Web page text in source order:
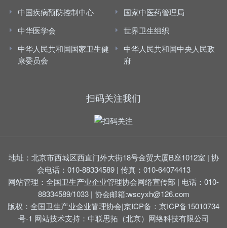
中国疾病预防控制中心
国家中医药管理局
中华医学会
世界卫生组织
中华人民共和国国家卫生健
康委员会
中华人民共和国中央人民政
府
扫码关注我们
地址：北京市西城区西直门外大街18号金贸大厦B座1012室 | 协
会电话：010-88334589 | 传真：010-64074413
网站管理：全国卫生产业企业管理协会网络宣传部 | 电话：010-
88334589/1033 | 协会邮箱:wscyxh@126.com
版权：全国卫生产业企业管理协会|京ICP备： 京ICP备15010734
号-1 网站技术支持： 中联思拓（北京）网络科技有限公司